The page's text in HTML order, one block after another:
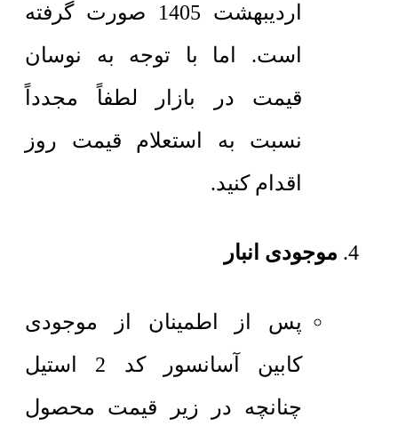
اردیبهشت 1405 صورت گرفته
است. اما با توجه به نوسان
قیمت در بازار لطفاً مجدداً
نسبت به استعلام قیمت روز
اقدام کنید.
موجودی انبار
پس از اطمینان از موجودی
کابین آسانسور کد 2 استیل
چنانچه در زیر قیمت محصول